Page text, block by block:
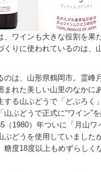
、ワインも大きな役割を果
くりに使われているのは、
のは、山形県鶴岡市。霊峰
まれた美しい山里のなかに
する山ぶどうで「どぶろく
ぶどうで正式に“ワイン”
（1980）年ついに「月山ワ
ぶどうを使用していました
糖度18度以上もめずらしく